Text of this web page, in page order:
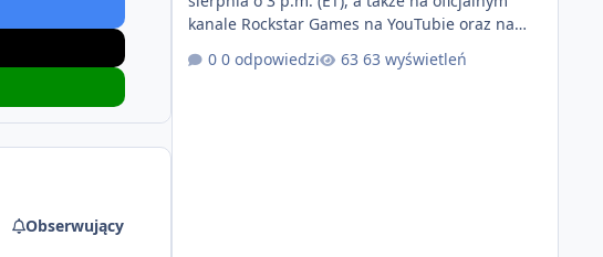
Obserwujący
kanale Rockstar Games na YouTubie oraz na
stronie Grand Theft Auto VI o 9 p.m. (ET) 27
sierpnia. https://netflix.com/GTAVI Grand Theft
0 odpowiedzi 63 wyświetleń